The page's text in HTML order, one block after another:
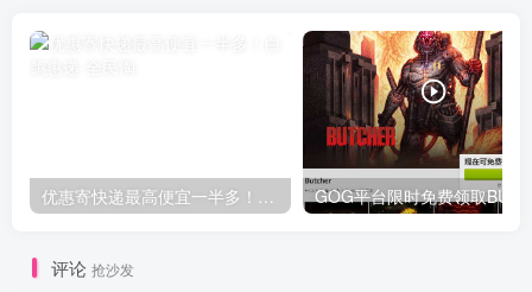
优惠寄快递最高便宜一半多！白鸽惠递
评论 抢沙发